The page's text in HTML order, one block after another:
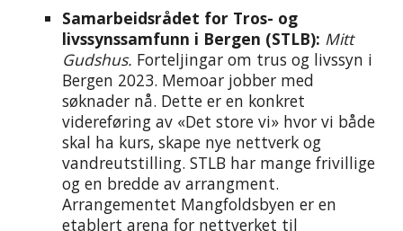
Samarbeidsrådet for Tros- og
livssynssamfunn i Bergen (STLB): Mitt
Gudshus. Forteljingar om trus og livssyn i
Bergen 2023. Memoar jobber med
søknader nå. Dette er en konkret
videreføring av «Det store vi» hvor vi både
skal ha kurs, skape nye nettverk og
vandreutstilling. STLB har mange frivillige
og en bredde av arrangment.
Arrangementet Mangfoldsbyen er en
etablert arena for nettverket til